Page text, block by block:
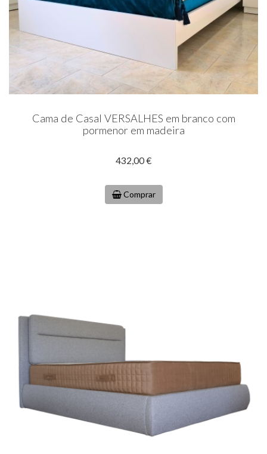
Cama de Casal VERSALHES em branco com
pormenor em madeira
432,00 €
Comprar